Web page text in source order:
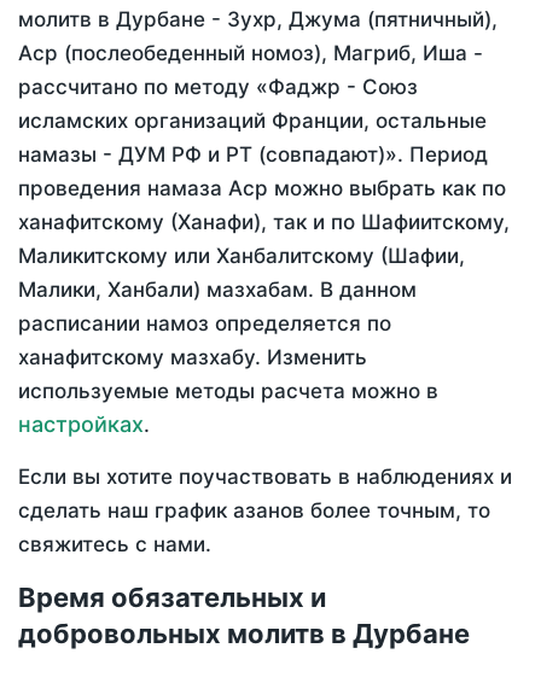
молитв в Дурбане - Зухр, Джума (пятничный),
Аср (послеобеденный номоз), Магриб, Иша -
рассчитано по методу «Фаджр - Союз
исламских организаций Франции, остальные
намазы - ДУМ РФ и РТ (совпадают)». Период
проведения намаза Аср можно выбрать как по
ханафитскому (Ханафи), так и по Шафиитскому,
Маликитскому или Ханбалитскому (Шафии,
Малики, Ханбали) мазхабам. В данном
расписании намоз определяется по
ханафитскому мазхабу. Изменить
используемые методы расчета можно в
настройках.
Если вы хотите поучаствовать в наблюдениях и
сделать наш график азанов более точным, то
свяжитесь с нами.
Время обязательных и
добровольных молитв в Дурбане